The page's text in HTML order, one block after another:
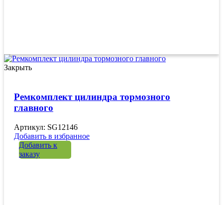
Закрыть
Ремкомплект цилиндра тормозного
главного
Артикул: SG12146
Добавить в избранное
Добавить к
заказу